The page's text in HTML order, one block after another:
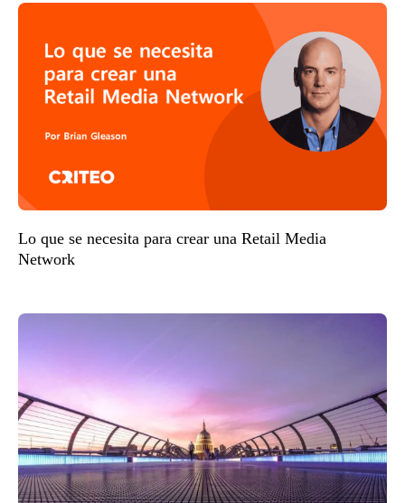
Lo que se necesita para crear una Retail Media
Network